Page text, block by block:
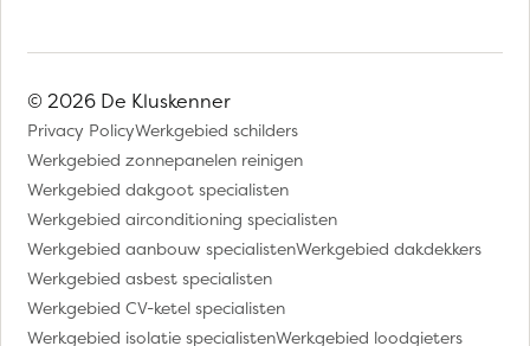
© 2026 De Kluskenner
Privacy PolicyWerkgebied schilders
Werkgebied zonnepanelen reinigen
Werkgebied dakgoot specialisten
Werkgebied airconditioning specialisten
Werkgebied aanbouw specialistenWerkgebied dakdekkers
Werkgebied asbest specialisten
Werkgebied CV-ketel specialisten
Werkgebied isolatie specialistenWerkgebied loodgieters